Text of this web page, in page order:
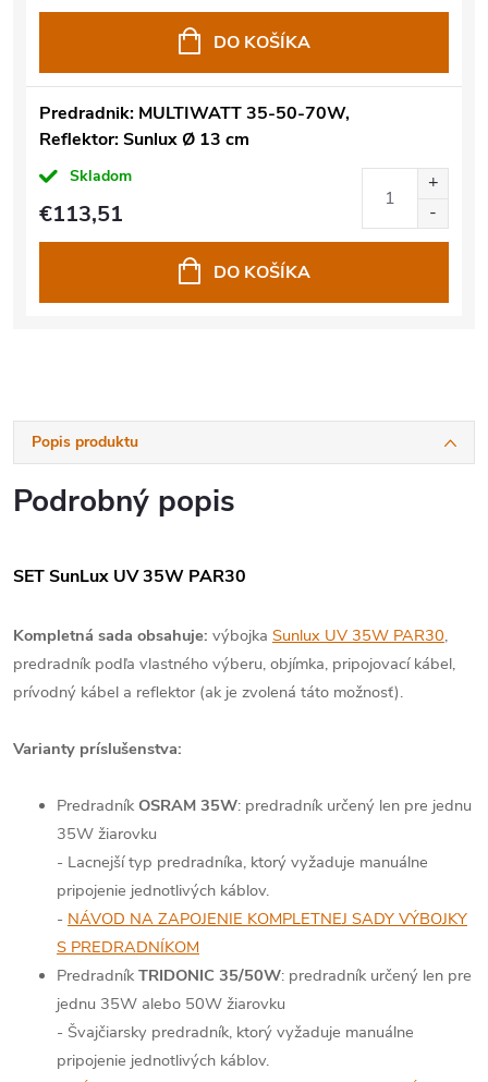
DO KOŠÍKA
Predradnik: MULTIWATT 35-50-70W,
Reflektor: Sunlux Ø 13 cm
Skladom
€113,51
DO KOŠÍKA
Popis produktu
Podrobný popis
SET SunLux UV 35W PAR30
Kompletná sada obsahuje: výbojka Sunlux UV 35W PAR30,
predradník podľa vlastného výberu, objímka, pripojovací kábel,
prívodný kábel a reflektor (ak je zvolená táto možnosť).
Varianty príslušenstva:
Predradník OSRAM 35W: predradník určený len pre jednu
35W žiarovku
- Lacnejší typ predradníka, ktorý vyžaduje manuálne
pripojenie jednotlivých káblov.
- NÁVOD NA ZAPOJENIE KOMPLETNEJ SADY VÝBOJKY
S PREDRADNÍKOM
Predradník TRIDONIC 35/50W: predradník určený len pre
jednu 35W alebo 50W žiarovku
- Švajčiarsky predradník, ktorý vyžaduje manuálne
pripojenie jednotlivých káblov.